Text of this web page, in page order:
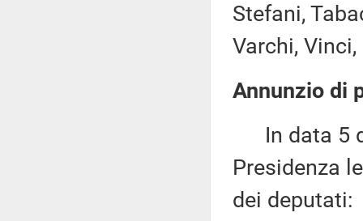
Stefani,
Varchi,
Annunzio di
In data 5
Presidenza
dei deputati: